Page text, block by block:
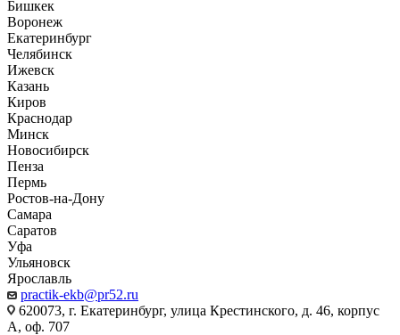
Бишкек
Воронеж
Екатеринбург
Челябинск
Ижевск
Казань
Киров
Краснодар
Минск
Новосибирск
Пенза
Пермь
Ростов-на-Дону
Самара
Саратов
Уфа
Ульяновск
Ярославль
practik-ekb@pr52.ru
620073, г. Екатеринбург, улица Крестинского, д. 46, корпус
А, оф. 707